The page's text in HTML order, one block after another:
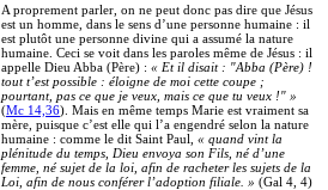
A proprement parler, on ne peut donc pas dire que Jésus
est un homme, dans le sens d’une personne humaine : il
est plutôt une personne divine qui a assumé la nature
humaine. Ceci se voit dans les paroles même de Jésus : il
appelle Dieu Abba (Père) : « Et il disait : "Abba (Père) !
tout t’est possible : éloigne de moi cette coupe ;
pourtant, pas ce que je veux, mais ce que tu veux !" »
(Mc 14,36). Mais en même temps Marie est vraiment sa
mère, puisque c’est elle qui l’a engendré selon la nature
humaine : comme le dit Saint Paul, « quand vint la
plénitude du temps, Dieu envoya son Fils, né d’une
femme, né sujet de la loi, afin de racheter les sujets de la
Loi, afin de nous conférer l’adoption filiale. » (Gal 4, 4)